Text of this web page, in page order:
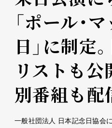
「ポール・
日」に制定
リストも
別番組も配
一般社団法人 日本記念日協会